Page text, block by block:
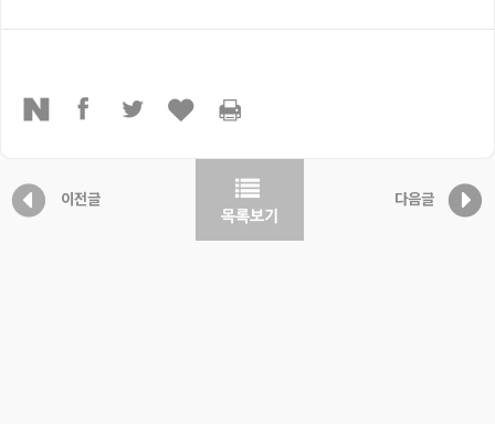
이전글 다음글